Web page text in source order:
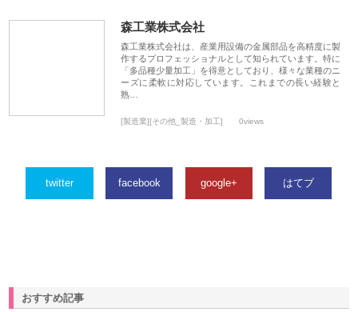
森工業株式会社
森工業株式会社は、産業用設備の金属部品を高精度に製
作するプロフェッショナルとして知られています。特に
「多品種少量加工」を得意としており、様々な業種のニ
ーズに柔軟に対応しています。これまでの長い経験と
熟…
[製造業][その他_製造・加工] 0views
twitter facebook google+ はてブ
おすすめ記事